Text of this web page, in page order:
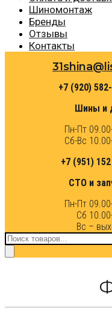
Шиномонтаж
Бренды
Отзывы
Контакты
+7 (920)
Шины и
Пн-Пт
Сб-Вс
+7 (951)
СТО и
Пн-Пт
Сб
Вс –
Поиск
товаров